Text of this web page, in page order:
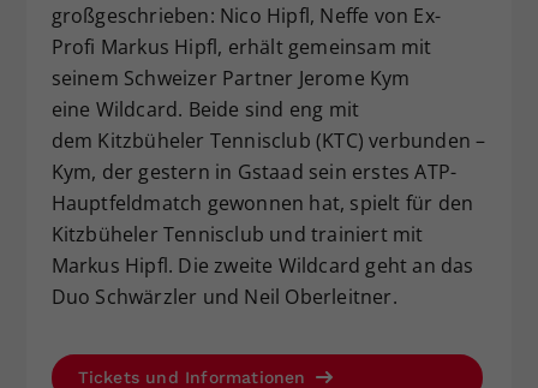
großgeschrieben: Nico Hipfl, Neffe von Ex-
Profi Markus Hipfl, erhält gemeinsam mit
seinem Schweizer Partner Jerome Kym
eine Wildcard. Beide sind eng mit
dem Kitzbüheler Tennisclub (KTC) verbunden –
Kym, der gestern in Gstaad sein erstes ATP-
Hauptfeldmatch gewonnen hat, spielt für den
Kitzbüheler Tennisclub und trainiert mit
Markus Hipfl. Die zweite Wildcard geht an das
Duo Schwärzler und Neil Oberleitner.
Tickets und Informationen